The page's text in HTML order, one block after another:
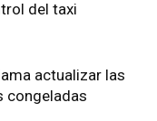
del taxi
actualizar las
congeladas